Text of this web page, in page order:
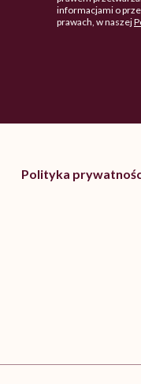
informacjami o
prawach, w naszej
Polityka